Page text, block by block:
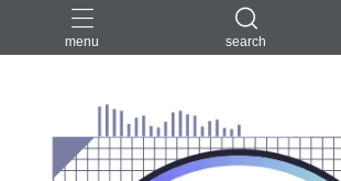
menu search